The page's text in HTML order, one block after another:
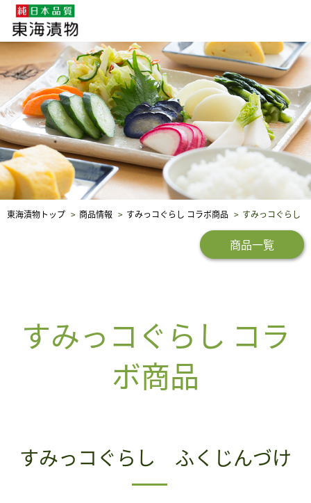
企業・採用情報 社会貢献 品質保証
東海漬物トップ 商品情報 すみっコぐらし コラボ商品 すみっコぐらし
商品一覧
すみっコぐらし コラ
ボ商品
すみっコぐらし ふくじんづけ